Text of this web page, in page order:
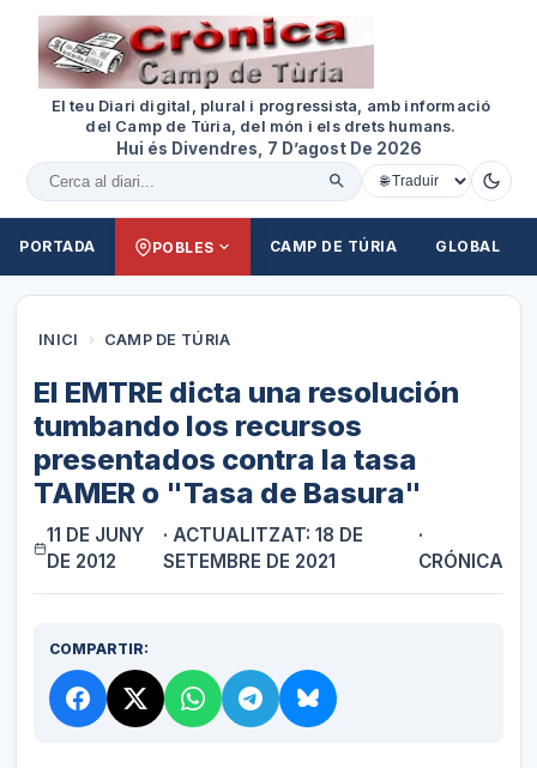
El teu Diari digital, plural i progressista, amb informació
del Camp de Túria, del món i els drets humans.
Hui és Divendres, 7 D’agost De 2026
Cercar al diari
PORTADA POBLES CAMP DE TÚRIA GLOBAL
INICI › CAMP DE TÚRIA
El EMTRE dicta una resolución
tumbando los recursos
presentados contra la tasa
TAMER o "Tasa de Basura"
11 DE JUNY
DE 2012
· ACTUALITZAT: 18 DE
SETEMBRE DE 2021
·
CRÓNICA
COMPARTIR: